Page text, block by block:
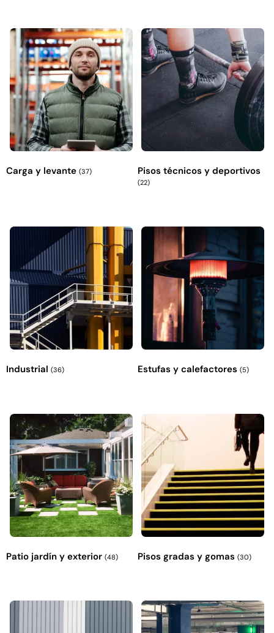
Carga y levante (37) Pisos técnicos y deportivos
(22)
Industrial (36) Estufas y calefactores (5)
Patio jardín y exterior (48) Pisos gradas y gomas (30)